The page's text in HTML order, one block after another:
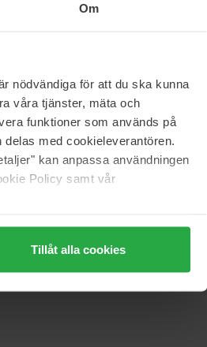
Om
nödvändiga för att du ska kunna
våra tjänster, mäta och
funktioner som används på
med cookieleverantören.
kan anpassa användningen
Policy samt vår
Tillåt alla cookies